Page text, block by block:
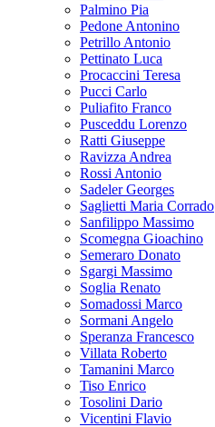
Palmino Pia
Pedone Antonino
Petrillo Antonio
Pettinato Luca
Procaccini Teresa
Pucci Carlo
Puliafito Franco
Pusceddu Lorenzo
Ratti Giuseppe
Ravizza Andrea
Rossi Antonio
Sadeler Georges
Saglietti Maria Corrado
Sanfilippo Massimo
Scomegna Gioachino
Semeraro Donato
Sgargi Massimo
Soglia Renato
Somadossi Marco
Sormani Angelo
Speranza Francesco
Villata Roberto
Tamanini Marco
Tiso Enrico
Tosolini Dario
Vicentini Flavio